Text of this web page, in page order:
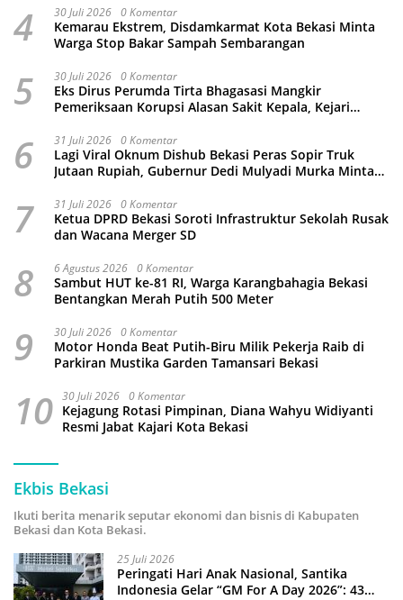
4 30 Juli 2026 0 Komentar
Kemarau Ekstrem, Disdamkarmat Kota Bekasi Minta
Warga Stop Bakar Sampah Sembarangan
5 30 Juli 2026 0 Komentar
Eks Dirus Perumda Tirta Bhagasasi Mangkir
Pemeriksaan Korupsi Alasan Sakit Kepala, Kejari
6 31 Juli 2026 0 Komentar
Lagi Viral Oknum Dishub Bekasi Peras Sopir Truk
Jutaan Rupiah, Gubernur Dedi Mulyadi Murka Minta
7 31 Juli 2026 0 Komentar
Ketua DPRD Bekasi Soroti Infrastruktur Sekolah Rusak
dan Wacana Merger SD
8 6 Agustus 2026 0 Komentar
Sambut HUT ke-81 RI, Warga Karangbahagia Bekasi
Bentangkan Merah Putih 500 Meter
9 30 Juli 2026 0 Komentar
Motor Honda Beat Putih-Biru Milik Pekerja Raib di
Parkiran Mustika Garden Tamansari Bekasi
10 30 Juli 2026 0 Komentar
Kejagung Rotasi Pimpinan, Diana Wahyu Widiyanti
Resmi Jabat Kajari Kota Bekasi
Ekbis Bekasi
Ikuti berita menarik seputar ekonomi dan bisnis di Kabupaten
Bekasi dan Kota Bekasi.
25 Juli 2026
Peringati Hari Anak Nasional, Santika
Indonesia Gelar “GM For A Day 2026”: 43